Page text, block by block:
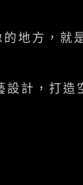
地方，就
計，打造